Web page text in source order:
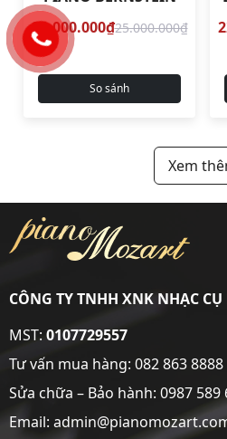
22.000.000₫25.000.000₫
So sánh
Xem
CÔNG TY TNHH XNK NHẠC
MST:0107729557
Tư vấn mua hàng: 082 863 8888
Sửa chữa – Bảo hành: 0987 589
Email: